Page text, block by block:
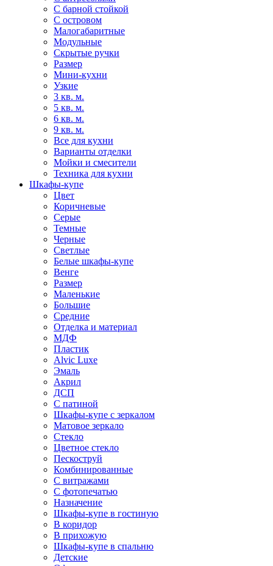
С барной стойкой
С островом
Малогабаритные
Модульные
Скрытые ручки
Размер
Мини-кухни
Узкие
3 кв. м.
5 кв. м.
6 кв. м.
9 кв. м.
Все для кухни
Варианты отделки
Мойки и смесители
Техника для кухни
Шкафы-купе
Цвет
Коричневые
Серые
Темные
Черные
Светлые
Белые шкафы-купе
Венге
Размер
Маленькие
Большие
Средние
Отделка и материал
МДФ
Пластик
Alvic Luxe
Эмаль
Акрил
ДСП
С патиной
Шкафы-купе с зеркалом
Матовое зеркало
Стекло
Цветное стекло
Пескоструй
Комбинированные
С витражами
С фотопечатью
Назначение
Шкафы-купе в гостиную
В коридор
В прихожую
Шкафы-купе в спальню
Детские